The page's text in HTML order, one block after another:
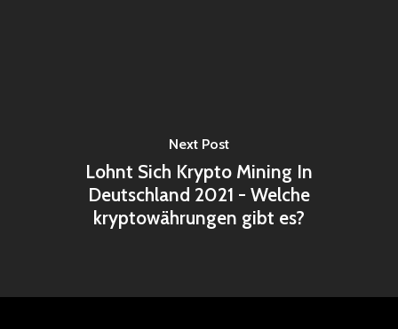
Next Post
Lohnt Sich Krypto Mining In
Deutschland 2021 - Welche
kryptowährungen gibt es?